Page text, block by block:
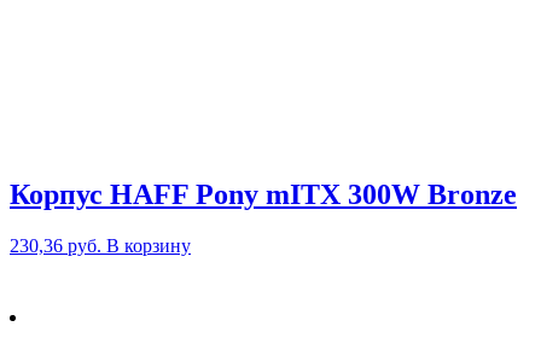
Корпус HAFF Pony mITX 300W Bronze
230,36 руб. В корзину